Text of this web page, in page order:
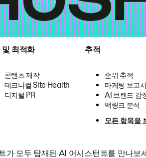
및 최적화
콘텐츠 제작
테크니컬 Site Health
디지털 PR
추적
순위 추적
마케팅 보고
AI 브랜드 감
백링크 분석
모든 항목을
가 모두 탑재된 AI 어시스턴트를 만나보